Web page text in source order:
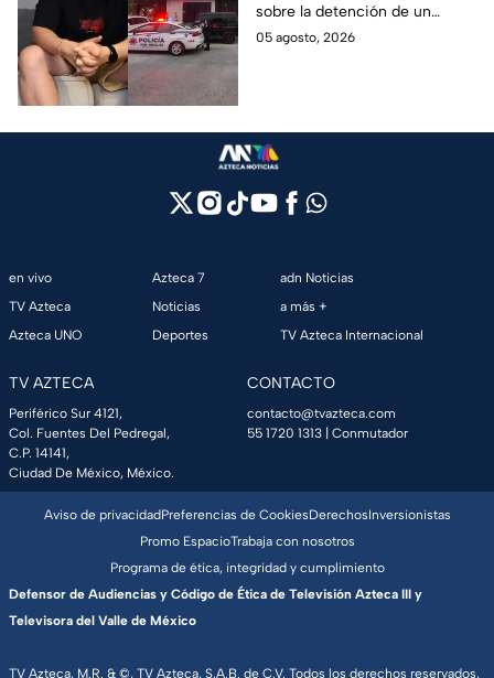
sobre la detención de un
presunto responsable en el
05 agosto, 2026
en vivo
TV Azteca
Azteca UNO
Azteca 7
Noticias
Deportes
adn Noticias
a más +
TV Azteca Internacional
TV AZTECA
Periférico Sur 4121,
Col. Fuentes Del Pedregal,
C.P. 14141,
Ciudad De México, México.
CONTACTO
contacto@tvazteca.com
55 1720 1313 | Conmutador
TV Azteca, M.R. & ©, TV Azteca, S.A.B. de C.V. Todos los derechos reservados,
Aviso de privacidadPreferencias de CookiesDerechosInversionistas
Promo EspacioTrabaja con nosotros
Programa de ética, integridad y cumplimiento
Defensor de Audiencias y Código de Ética de Televisión Azteca III y
Televisora del Valle de México